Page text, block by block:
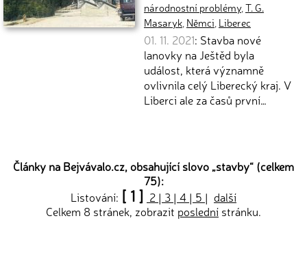
národnostní problémy,T. G.
Masaryk, Němci, Liberec
01. 11. 2021: Stavba nové
lanovky na Ještěd byla
událost, která významně
ovlivnila celý Liberecký kraj. V
Liberci ale za časů první…
Články na Bejvávalo.cz, obsahující slovo „stavby“ (celkem
75):
Listování: [ 1 ] 2 | 3 | 4 | 5 | další
Celkem 8 stránek, zobrazit poslední stránku.